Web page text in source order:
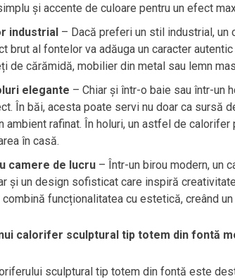
și accente de culoare pentru un efect
industrial– Dacă preferi un stil industrial, un
brut al fontelor va adăuga un caracter
de cărămidă, mobilier din metal sau lemn
elegante – Chiar și într-o baie sau într-un
În băi, acesta poate servi nu doar ca sursă
ambient rafinat. În holuri, un astfel de
în casă.
camere de lucru– Într-un birou modern, un
și un design sofisticat care inspiră
combină funcționalitatea cu estetică, creând
calorifer sculptural tip totem din fontă
sculptural tip totem din fontă este